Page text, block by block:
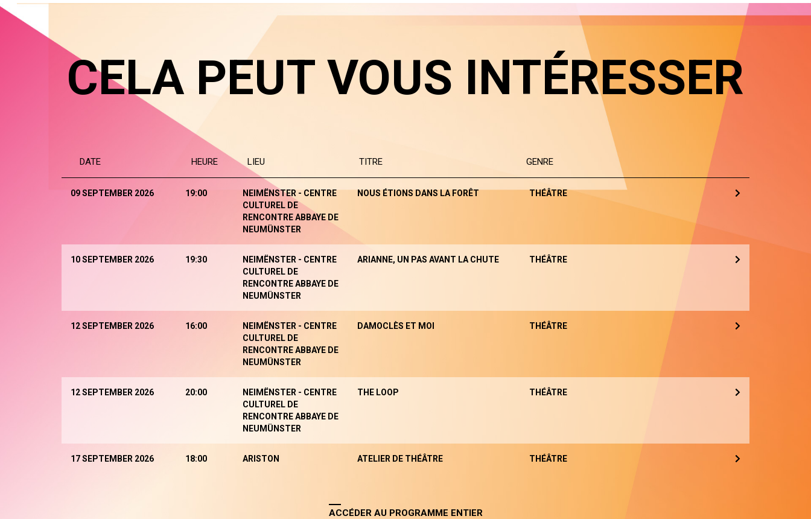
CELA PEUT VOUS INTÉRESSER
DATE HEURE LIEU TITRE GENRE
09 SEPTEMBER 2026 19:00
NEIMËNSTER - CENTRE
CULTUREL DE
RENCONTRE ABBAYE DE
NEUMÜNSTER
NOUS ÉTIONS DANS LA FORÊT THÉÂTRE
10 SEPTEMBER 2026 19:30
NEIMËNSTER - CENTRE
CULTUREL DE
RENCONTRE ABBAYE DE
NEUMÜNSTER
ARIANNE, UN PAS AVANT LA CHUTE THÉÂTRE
12 SEPTEMBER 2026 16:00
NEIMËNSTER - CENTRE
CULTUREL DE
RENCONTRE ABBAYE DE
NEUMÜNSTER
DAMOCLÈS ET MOI THÉÂTRE
12 SEPTEMBER 2026 20:00
NEIMËNSTER - CENTRE
CULTUREL DE
RENCONTRE ABBAYE DE
NEUMÜNSTER
THE LOOP THÉÂTRE
17 SEPTEMBER 2026 18:00 ARISTON ATELIER DE THÉÂTRE THÉÂTRE
ACCÉDER AU PROGRAMME ENTIER